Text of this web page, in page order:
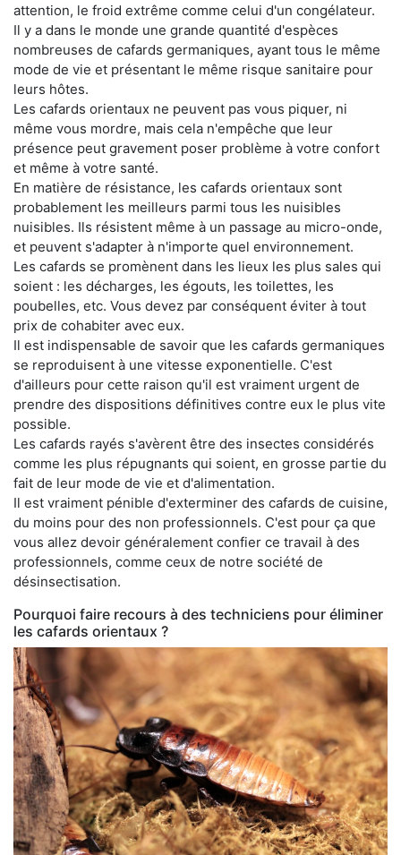
attention, le froid extrême comme celui d'un congélateur.
Il y a dans le monde une grande quantité d'espèces
nombreuses de cafards germaniques, ayant tous le même
mode de vie et présentant le même risque sanitaire pour
leurs hôtes.
Les cafards orientaux ne peuvent pas vous piquer, ni
même vous mordre, mais cela n'empêche que leur
présence peut gravement poser problème à votre confort
et même à votre santé.
En matière de résistance, les cafards orientaux sont
probablement les meilleurs parmi tous les nuisibles
nuisibles. Ils résistent même à un passage au micro-onde,
et peuvent s'adapter à n'importe quel environnement.
Les cafards se promènent dans les lieux les plus sales qui
soient : les décharges, les égouts, les toilettes, les
poubelles, etc. Vous devez par conséquent éviter à tout
prix de cohabiter avec eux.
Il est indispensable de savoir que les cafards germaniques
se reproduisent à une vitesse exponentielle. C'est
d'ailleurs pour cette raison qu'il est vraiment urgent de
prendre des dispositions définitives contre eux le plus vite
possible.
Les cafards rayés s'avèrent être des insectes considérés
comme les plus répugnants qui soient, en grosse partie du
fait de leur mode de vie et d'alimentation.
Il est vraiment pénible d'exterminer des cafards de cuisine,
du moins pour des non professionnels. C'est pour ça que
vous allez devoir généralement confier ce travail à des
professionnels, comme ceux de notre société de
désinsectisation.
Pourquoi faire recours à des techniciens pour éliminer
les cafards orientaux ?